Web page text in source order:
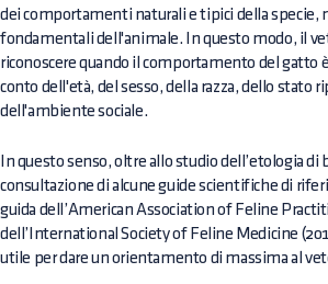
dei comportamenti naturali e tipici della specie,
fondamentali dell'animale. In questo modo, il
riconoscere quando il comportamento del gatto
conto dell'età, del sesso, della razza, dello stato
dell'ambiente sociale.
In questo senso, oltre allo studio dell’etologia di
consultazione di alcune guide scientifiche di
guida dell’American Association of Feline
dell’International Society of Feline Medicine
utile per dare un orientamento di massima al